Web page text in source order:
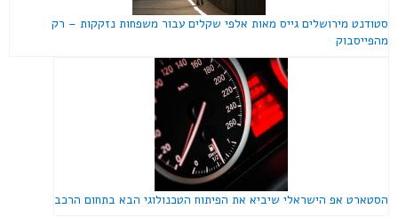
סטודנט מירושלים גייס מאות אלפי שקלים עבור משפחות נזקקות – רק
מהפייסבוק
הסטארט אפ הישראלי שיביא את הפיתוח הטכנולוגי הבא בתחום הרכב